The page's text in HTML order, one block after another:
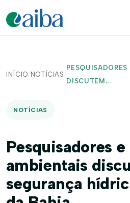
INÍCIO/ NOTÍCIAS /
DISCUTEM...
NOTÍCIAS
Pesquisadores
ambientais
segurança